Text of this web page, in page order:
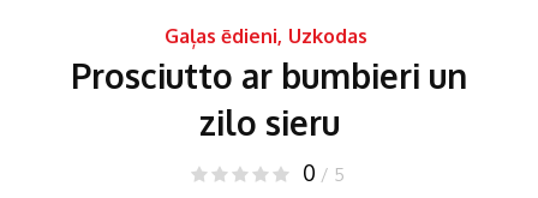
Gaļas ēdieni, Uzkodas
Prosciutto ar bumbieri un
zilo sieru
0 / 5